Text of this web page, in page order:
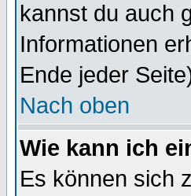
kannst du auch
Informationen
Ende jeder
Nach oben
Wie kann ich
Es können sich